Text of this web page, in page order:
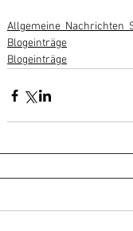
Blogeinträge
Blogeinträge